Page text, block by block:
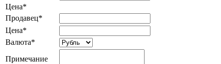
Цена*
Продавец*
Цена*
Валюта*
Примечание